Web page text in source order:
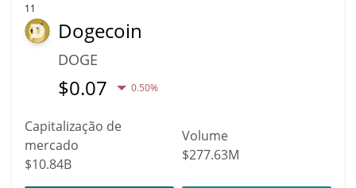
11
Dogecoin
DOGE
$0.07 0.50%
Capitalização de
mercado
$10.84B
Volume
$277.63M